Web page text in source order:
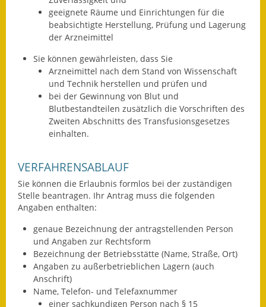
Kreisstraße
Ausweichfahrplan
Buslinie 168
Stellenausschreibungen
Zahlen und Fakten
Bauhof Notzingen
Beratungsstellen im
Landkreis
Dienstleistungen
Formulare
geeignete Räume und Einrichtungen für die
beabsichtigte Herstellung, Prüfung und Lagerung
der Arzneimittel
Sie können gewährleisten, dass Sie
Arzneimittel nach dem Stand von Wissenschaft
und Technik herstellen und prüfen und
bei der Gewinnung von Blut und
Blutbestandteilen zusätzlich die Vorschriften des
Zweiten Abschnitts des Transfusionsgesetzes
einhalten.
VERFAHRENSABLAUF
Sie können die Erlaubnis formlos bei der zuständigen
Stelle beantragen. Ihr Antrag muss die folgenden
Angaben enthalten:
genaue Bezeichnung der antragstellenden Person
und Angaben zur Rechtsform
Bezeichnung der Betriebsstätte (Name, Straße, Ort)
Angaben zu außerbetrieblichen Lagern (auch
Anschrift)
Name, Telefon- und Telefaxnummer
einer sachkundigen Person nach § 15